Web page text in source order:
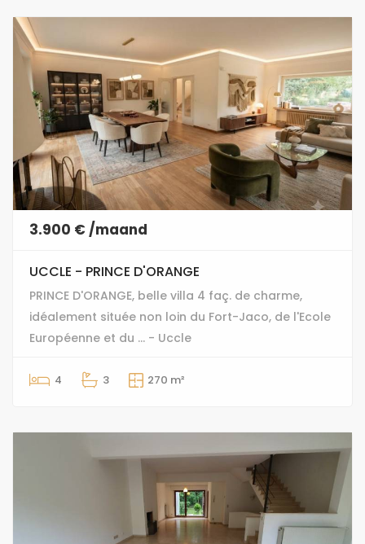
3.900 € /maand
UCCLE - PRINCE D'ORANGE
PRINCE D'ORANGE, belle villa 4 faç. de charme,
idéalement située non loin du Fort-Jaco, de l'Ecole
Européenne et du ... - Uccle
4 3 270 m²